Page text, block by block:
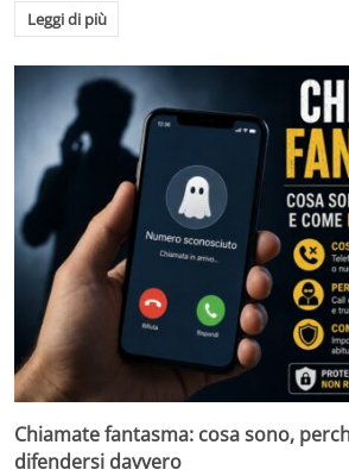
Leggi di più
Chiamate fantasma: cosa sono,
difendersi davvero